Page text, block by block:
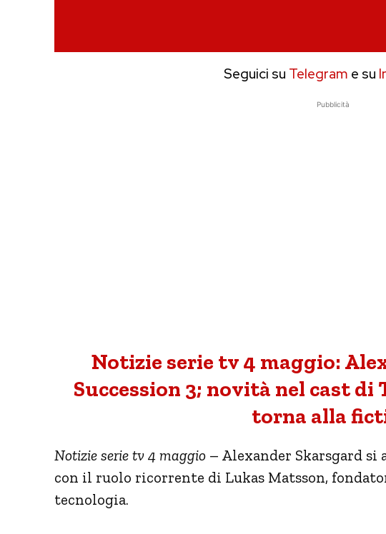
Seguici su Telegram e su
Pubblicità
Notizie serie tv 4 maggio:
Succession 3; novità nel cast di
torna alla
Notizie serie tv 4 maggio – Alexander Skarsgard si
con il ruolo ricorrente di Lukas Matsson,
tecnologia.